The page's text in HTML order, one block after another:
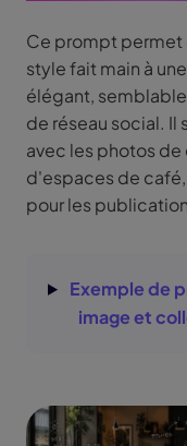
Ce prompt permet
style fait main à
élégant, semblable
de réseau social.
avec les photos
d'espaces de
pour les
Exemple de
image et